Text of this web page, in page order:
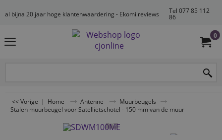
al bijna 20 jaar hoge klantenwaardering - Ekomi reviews
Tel 077 85 112
86
0
<< Vorige | Home Antenne
Muurbeugels
Stalen muurbeugel voor Satellietschotel - 150 mm van de muur